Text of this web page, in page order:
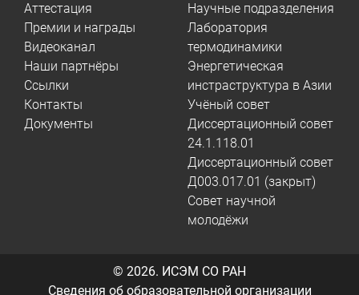
Аттестация
Премии и награды
Видеоканал
Наши партнёры
Ссылки
Контакты
Документы
Научные подразделения
Лаборатория
термодинамики
Энергетическая
инстраструктура в Азии
Учёный совет
Диссертационный совет
24.1.118.01
Диссертационный совет
Д003.017.01 (закрыт)
Совет научной
молодёжи
© 2026. ИСЭМ СО РАН
Сведения об образовательной организации